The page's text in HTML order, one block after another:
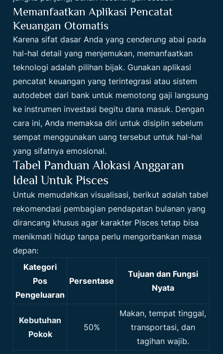
Memanfaatkan Aplikasi Pencatat
Keuangan Otomatis
Karena sifat dasar Anda yang cenderung abai pada
hal-hal detail yang menjemukan, memanfaatkan
teknologi adalah pilihan bijak. Gunakan aplikasi
pencatat keuangan yang terintegrasi atau sistem
autodebet dari bank untuk memotong gaji langsung
ke instrumen investasi begitu dana masuk. Dengan
cara ini, Anda memaksa diri untuk disiplin sebelum
sempat menggunakan uang tersebut untuk hal-hal
yang sifatnya emosional.
Tabel Panduan Alokasi Anggaran
Ideal Untuk Pisces
Untuk memudahkan visualisasi, berikut adalah tabel
rekomendasi pembagian pendapatan bulanan yang
dirancang khusus agar karakter Pisces tetap bisa
menikmati hidup tanpa perlu mengorbankan masa
depan:
Kategori
Pos
Pengeluaran
Persentase
Tujuan dan Fungsi
Nyata
Kebutuhan
Pokok
50%
Makan, tempat tinggal,
transportasi, dan
tagihan wajib.